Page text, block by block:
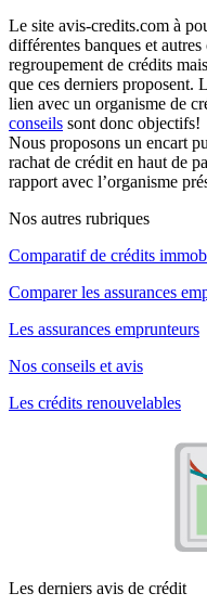
Le site avis-credits.com à
différentes banques et
regroupement de crédits
que ces derniers proposent.
lien avec un organisme de
conseils sont donc objectifs!
Nous proposons un encart
rachat de crédit en haut de
rapport avec l’organisme
Nos autres rubriques
Comparatif de crédits
Comparer les assurances
Les assurances emprunteurs
Nos conseils et avis
Les crédits renouvelables
Les derniers avis de crédit